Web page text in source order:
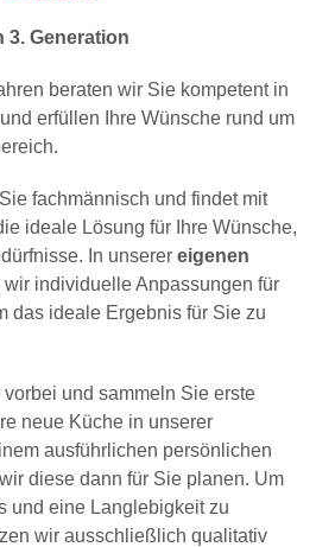
3. Generation
beraten wir Sie kompetent in
erfüllen Ihre Wünsche rund um
fachmännisch und findet mit
ideale Lösung für Ihre Wünsche,
In unserereigenen
wir individuelle Anpassungen für
das ideale Ergebnis für Sie zu
und sammeln Sie erste
neue Küche in unserer
ausführlichen persönlichen
diese dann für Sie planen. Um
und eine Langlebigkeit zu
wir ausschließlich qualitativ